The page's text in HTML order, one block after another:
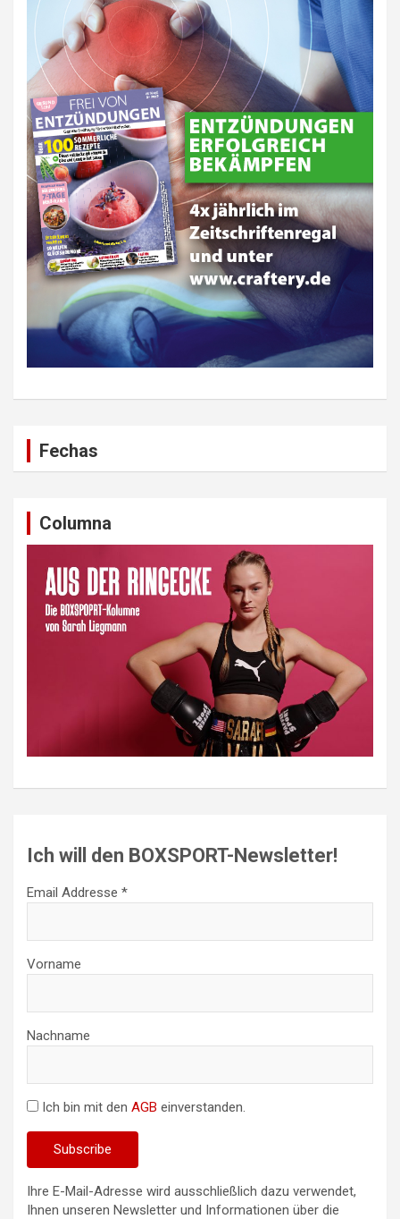
Fechas
Columna
Ich will den BOXSPORT-Newsletter!
Email Addresse *
Vorname
Nachname
Ich bin mit den AGB einverstanden.
Ihre E-Mail-Adresse wird ausschließlich dazu verwendet,
Ihnen unseren Newsletter und Informationen über die